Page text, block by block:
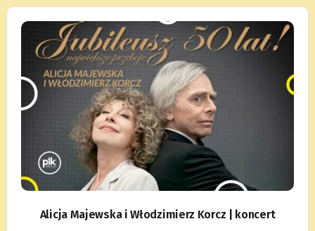
Alicja Majewska i Włodzimierz Korcz | koncert